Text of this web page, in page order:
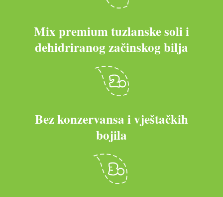
Mix premium tuzlanske soli i
dehidriranog začinskog bilja
Bez konzervansa i vještačkih
bojila